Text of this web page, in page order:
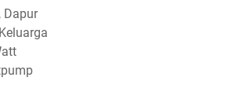
Dapur